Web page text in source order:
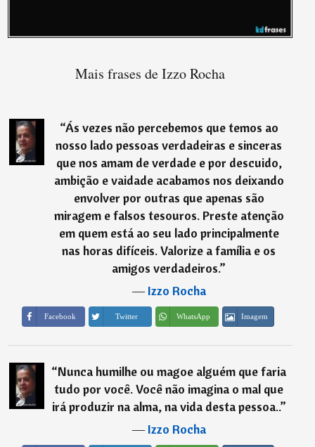
Mais frases de Izzo Rocha
“Ás vezes não percebemos que temos ao
nosso lado pessoas verdadeiras e sinceras
que nos amam de verdade e por descuido,
ambição e vaidade acabamos nos deixando
envolver por outras que apenas são
miragem e falsos tesouros. Preste atenção
em quem está ao seu lado principalmente
nas horas difíceis. Valorize a família e os
amigos verdadeiros.”
―Izzo Rocha
Facebook Twitter WhatsApp Imagem
“Nunca humilhe ou magoe alguém que faria
tudo por você. Você não imagina o mal que
irá produzir na alma, na vida desta pessoa..”
―Izzo Rocha